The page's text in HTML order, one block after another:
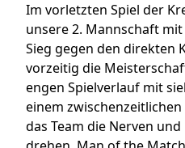
Im vorletzten Spiel der
unsere 2. Mannschaft
Sieg gegen den direkten
vorzeitig die
engen Spielverlauf mit
einem
das Team die Nerven